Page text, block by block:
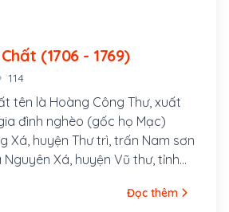
Hoàng Công Chất (1706 - 1769)
114
tên là Hoàng Công Thư, xuất
đình nghèo (gốc họ Mạc)
Xá, huyện Thư trì, trấn Nam sơn
Xá, huyện Vũ thư, tỉnh
chống lại triều đình Lê Trịnh
Đọc thêm